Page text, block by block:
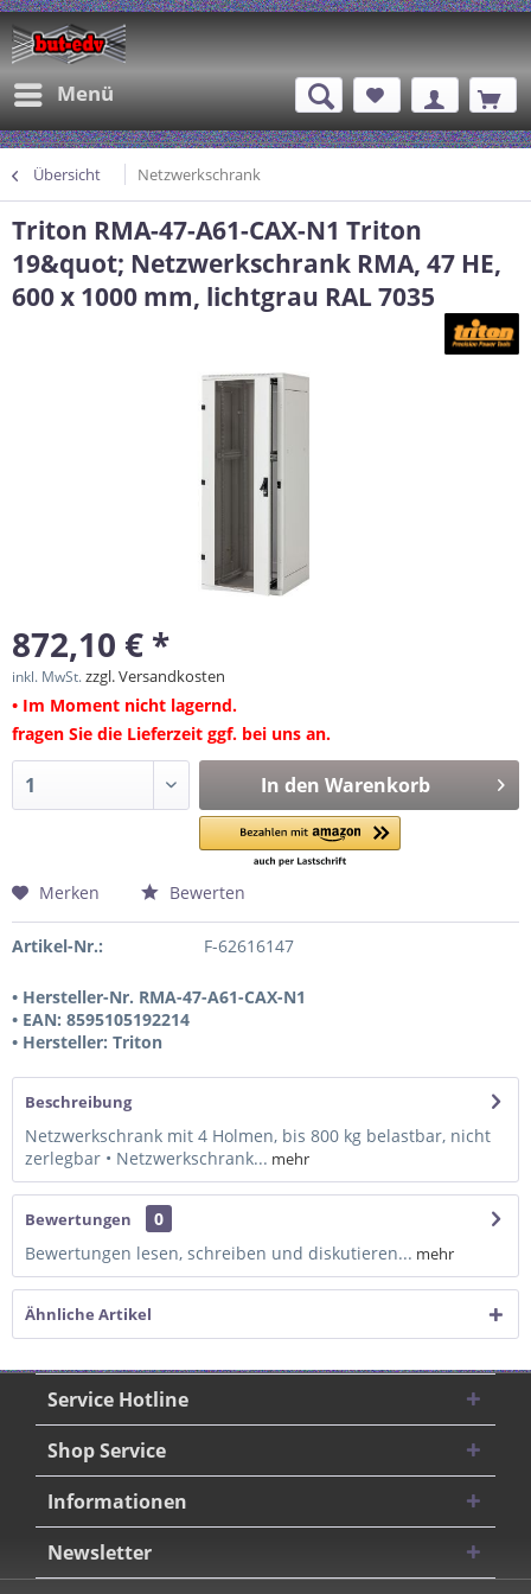
Menü
Übersicht Netzwerkschrank
Triton RMA-47-A61-CAX-N1 Triton
19&quot; Netzwerkschrank RMA, 47 HE,
600 x 1000 mm, lichtgrau RAL 7035
872,10 € *
inkl. MwSt.zzgl. Versandkosten
• Im Moment nicht lagernd.
fragen Sie die Lieferzeit ggf. bei uns an.
In den Warenkorb
Merken Bewerten
Artikel-Nr.: F-62616147
• Hersteller-Nr. RMA-47-A61-CAX-N1
• EAN: 8595105192214
• Hersteller: Triton
Beschreibung
Netzwerkschrank mit 4 Holmen, bis 800 kg belastbar, nicht
zerlegbar • Netzwerkschrank... mehr
Bewertungen
0
Bewertungen lesen, schreiben und diskutieren... mehr
Ähnliche Artikel
Service Hotline
Shop Service
Informationen
Newsletter